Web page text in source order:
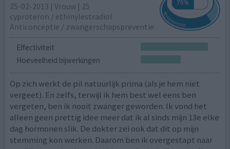
25-02-2013 | Vrouw | 25
cyproteron / ethinylestradiol
Anticonceptie / zwangerschapspreventie
Effectiviteit
Hoeveelheid bijwerkingen
Op zich werkt de pil natuurlijk prima (als je hem niet
vergeet). En zelfs, terwijl ik hem best wel eens ben
vergeten, ben ik nooit zwanger geworden. Ik vond het
alleen geen prettig idee meer dat ik al sinds mijn 13e elke
dag hormonen slik. De dokter zei ook dat dit op mijn
stemming kon werken. Daarom ben ik overgestapt naar